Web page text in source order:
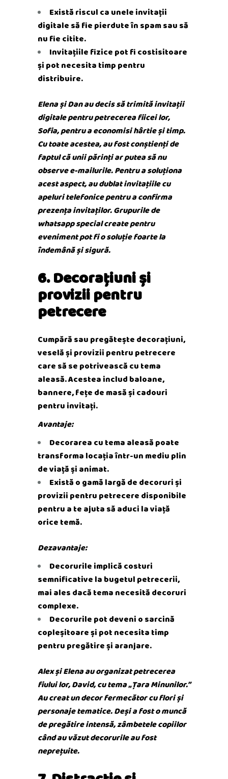
Există riscul ca unele invitații
digitale să fie pierdute în spam sau să
nu fie citite.
Invitațiile fizice pot fi costisitoare
și pot necesita timp pentru
distribuire.
Elena și Dan au decis să trimită invitații
digitale pentru petrecerea fiicei lor,
Sofia, pentru a economisi hârtie și timp.
Cu toate acestea, au fost conștienți de
faptul că unii părinți ar putea să nu
observe e-mailurile. Pentru a soluționa
acest aspect, au dublat invitațiile cu
apeluri telefonice pentru a confirma
prezența invitaților. Grupurile de
whatsapp special create pentru
eveniment pot fi o soluție foarte la
îndemână și sigură.
6. Decorațiuni și
provizii pentru
petrecere
Cumpără sau pregătește decorațiuni,
veselă și provizii pentru petrecere
care să se potrivească cu tema
aleasă. Acestea includ baloane,
bannere, fețe de masă și cadouri
pentru invitați.
Avantaje:
Decorarea cu tema aleasă poate
transforma locația într-un mediu plin
de viață și animat.
Există o gamă largă de decoruri și
provizii pentru petrecere disponibile
pentru a te ajuta să aduci la viață
orice temă.
Dezavantaje:
Decorurile implică costuri
semnificative la bugetul petrecerii,
mai ales dacă tema necesită decoruri
complexe.
Decorurile pot deveni o sarcină
copleșitoare și pot necesita timp
pentru pregătire și aranjare.
Alex și Elena au organizat petrecerea
fiului lor, David, cu tema „Țara Minunilor.”
Au creat un decor fermecător cu flori și
personaje tematice. Deși a fost o muncă
de pregătire intensă, zâmbetele copiilor
când au văzut decorurile au fost
neprețuite.